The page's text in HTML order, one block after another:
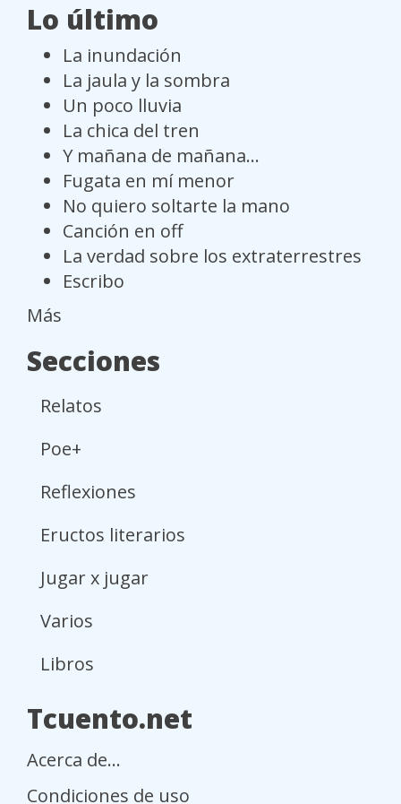
Lo último
La inundación
La jaula y la sombra
Un poco lluvia
La chica del tren
Y mañana de mañana...
Fugata en mí menor
No quiero soltarte la mano
Canción en off
La verdad sobre los extraterrestres
Escribo
Más
Secciones
Relatos
Poe+
Reflexiones
Eructos literarios
Jugar x jugar
Varios
Libros
Tcuento.net
Acerca de...
Condiciones de uso